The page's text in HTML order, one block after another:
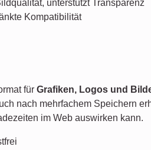
unterstützt Transparenz
Kompatibilität
für Grafiken, Logos und
nach mehrfachem Speichern
im Web auswirken kann.